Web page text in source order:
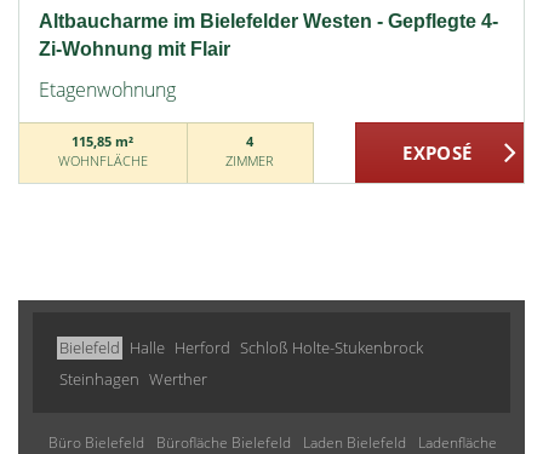
Altbaucharme im Bielefelder Westen - Gepflegte 4-
Zi-Wohnung mit Flair
Etagenwohnung
115,85 m²
WOHNFLÄCHE
4
ZIMMER
Bielefeld Halle Herford Schloß Holte-Stukenbrock
Steinhagen Werther
Büro Bielefeld Bürofläche Bielefeld Laden Bielefeld
Ladenfläche